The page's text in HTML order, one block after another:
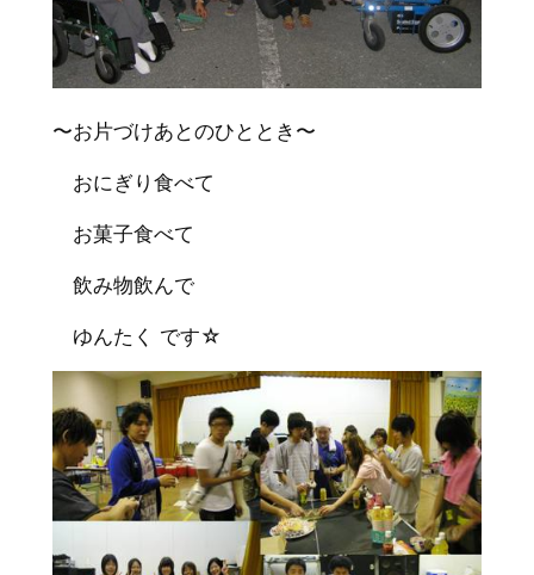
〜お片づけあとのひととき〜
おにぎり食べて
お菓子食べて
飲み物飲んで
ゆんたく です☆